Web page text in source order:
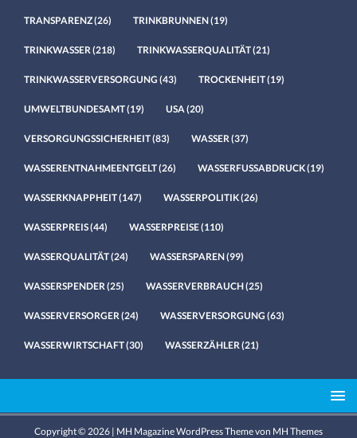
TRANSPARENZ(26) TRINKBRUNNEN(19)
TRINKWASSER (218) TRINKWASSERQUALITÄT(21)
TRINKWASSERVERSORGUNG (43) TROCKENHEIT(19)
UMWELTBUNDESAMT(19) USA (20)
VERSORGUNGSSICHERHEIT(83) WASSER (37)
WASSERENTNAHMEENTGELT(26) WASSERFUSSABDRUCK(19)
WASSERKNAPPHEIT(147) WASSERPOLITIK(26)
WASSERPREIS(44) WASSERPREISE(110)
WASSERQUALITÄT(24) WASSERSPAREN(99)
WASSERSPENDER (25) WASSERVERBRAUCH(25)
WASSERVERSORGER (24) WASSERVERSORGUNG (63)
WASSERWIRTSCHAFT(30) WASSERZÄHLER (21)
Copyright © 2026 | MH Magazine WordPress Theme von MH Themes